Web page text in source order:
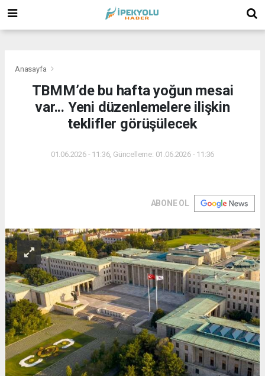
Anasayfa
TBMM’de bu hafta yoğun mesai
var... Yeni düzenlemelere ilişkin
teklifler görüşülecek
01.06.2026 - 11:36, Güncelleme: 01.06.2026 - 11:36
ABONE OL